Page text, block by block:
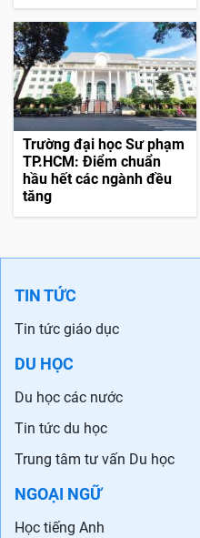
Trường đại học Sư phạm
TP.HCM: Điểm chuẩn
hầu hết các ngành đều
tăng
TIN TỨC
Tin tức giáo dục
DU HỌC
Du học các nước
Tin tức du học
Trung tâm tư vấn Du học
NGOẠI NGỮ
Học tiếng Anh